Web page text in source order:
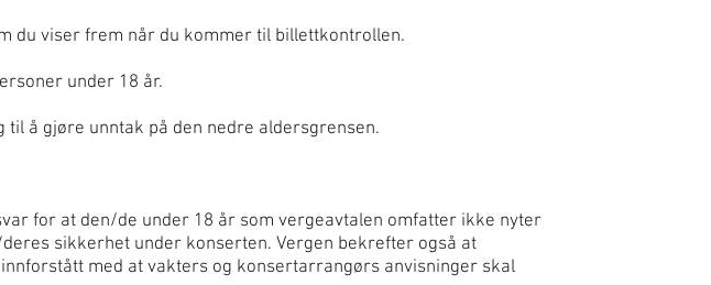
du viser frem når du kommer til billettkontrollen.
under 18 år.
å gjøre unntak på den nedre aldersgrensen.
for at den/de under 18 år som vergeavtalen omfatter ikke nyter
sikkerhet under konserten. Vergen bekrefter også at
med at vakters og konsertarrangørs anvisninger skal